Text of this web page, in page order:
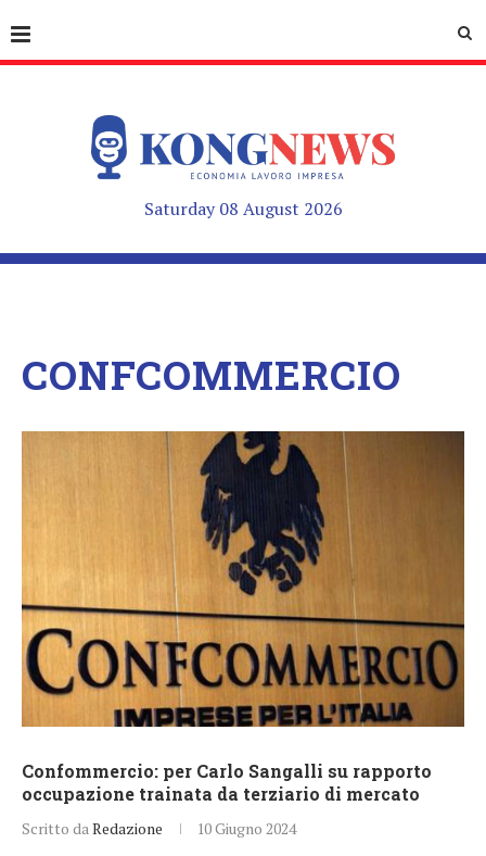
Saturday 08 August 2026
CONFCOMMERCIO
Confommercio: per Carlo Sangalli su rapporto
occupazione trainata da terziario di mercato
Scritto da Redazione 10 Giugno 2024